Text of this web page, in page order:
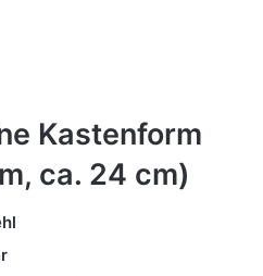
Kastenform
ca. 24 cm)